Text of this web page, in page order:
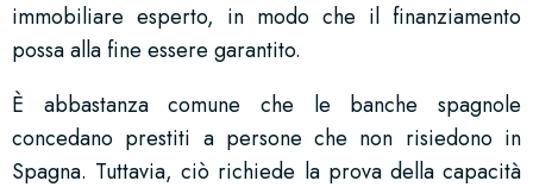
immobiliare esperto, in modo che il finanziamento
possa alla fine essere garantito.
È abbastanza comune che le banche spagnole
concedano prestiti a persone che non risiedono in
Spagna. Tuttavia, ciò richiede la prova della capacità